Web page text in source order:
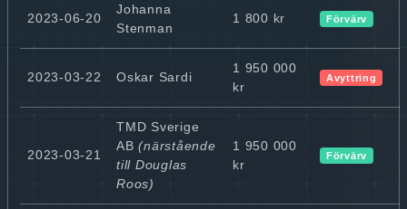
2023-06-20
Johanna
Stenman
1 800 kr Förvärv
2023-03-22 Oskar Sardi
1 950 000
kr
Avyttring
2023-03-21
TMD Sverige
AB (närstående
till Douglas
Roos)
1 950 000
kr
Förvärv